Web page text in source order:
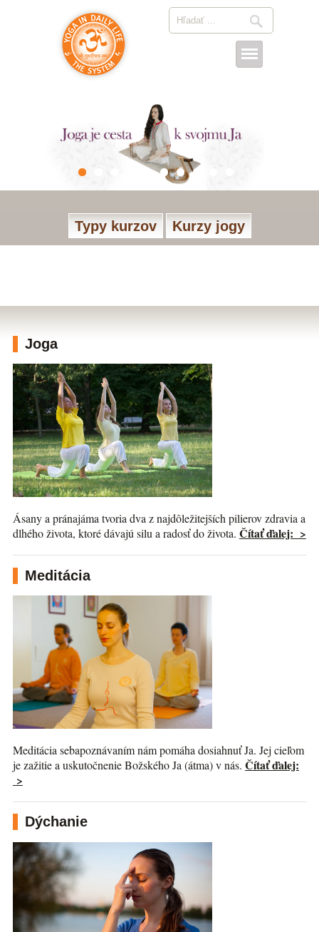
Typy kurzov Kurzy jogy
Joga
Ásany a pránajáma tvoria dva z najdôležitejších pilierov zdravia a
dlhého života, ktoré dávajú silu a radosť do života. Čítať ďalej: >
Meditácia
Meditácia sebapoznávaním nám pomáha dosiahnuť Ja. Jej cieľom
je zažitie a uskutočnenie Božského Ja (átma) v nás. Čítať ďalej:
>
Dýchanie